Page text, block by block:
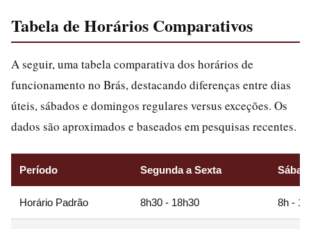
Tabela de Horários Comparativos
A seguir, uma tabela comparativa dos horários de
funcionamento no Brás, destacando diferenças entre dias
úteis, sábados e domingos regulares versus exceções. Os
dados são aproximados e baseados em pesquisas recentes.
Período Segunda a Sexta
Horário Padrão 8h30 - 18h30 8h -